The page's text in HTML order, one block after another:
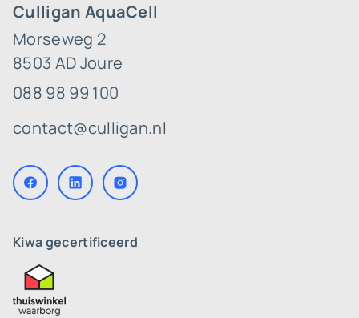
Culligan AquaCell
Morseweg 2
8503 AD Joure
088 98 99 100
contact@culligan.nl
Kiwa gecertificeerd